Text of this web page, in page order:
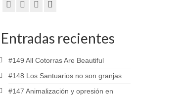
Entradas recientes
#149 All Cotorras Are Beautiful
#148 Los Santuarios no son granjas
#147 Animalización y opresión en